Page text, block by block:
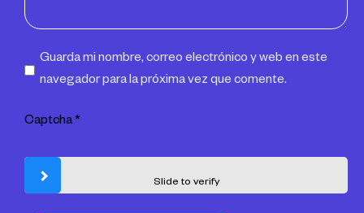
Guarda mi nombre, correo electrónico y web en este
navegador para la próxima vez que comente.
Captcha*
Slide to verify